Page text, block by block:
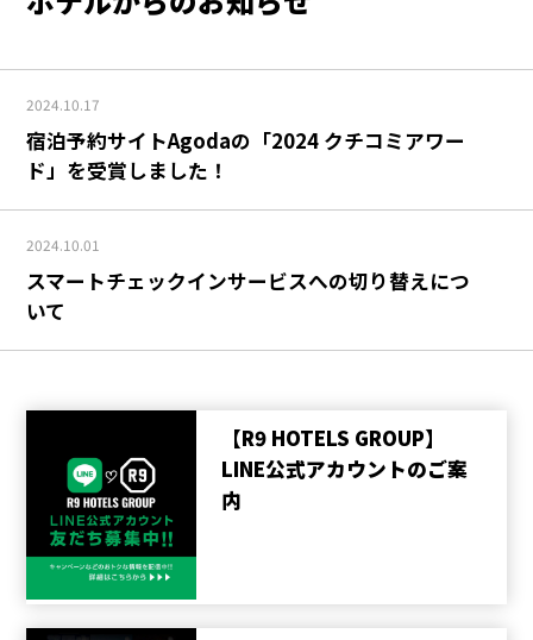
2024.10.17
宿泊予約サイトAgodaの「2024 クチコミアワー
ド」を受賞しました！
2024.10.01
スマートチェックインサービスへの切り替えにつ
いて
【R9 HOTELS GROUP】
LINE公式アカウントのご案
内